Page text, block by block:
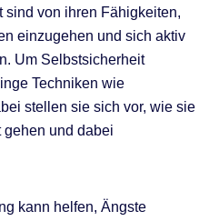
von ihren Fähigkeiten,
einzugehen und sich aktiv
Um Selbstsicherheit
Techniken wie
stellen sie sich vor, wie sie
gehen und dabei
kann helfen, Ängste